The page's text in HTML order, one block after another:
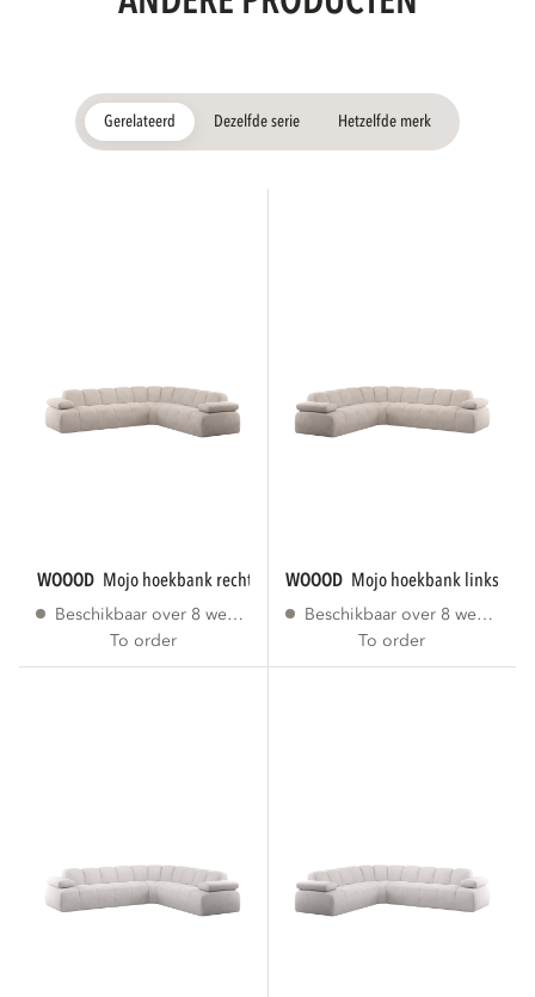
Gerelateerd Dezelfde serie Hetzelfde merk
WOOOD mojo hoekbank rechts ribstof ecru
Beschikbaar over 8 weken
To order
WOOOD mojo hoekbank links
Beschikbaar over 8 weken
To order